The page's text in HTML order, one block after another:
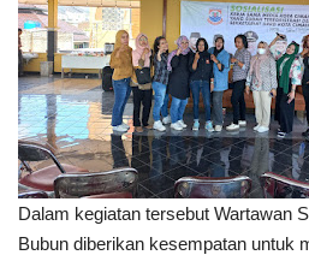
Dalam kegiatan tersebut Wartawan
Bubun diberikan kesempatan untuk